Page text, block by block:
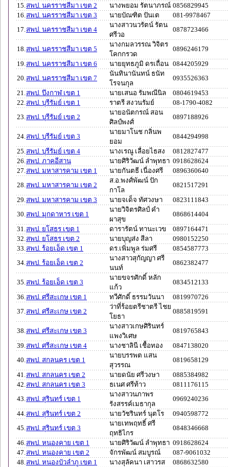
15. สพป. นครราชสีมา เขต 2 นางพยอม รัตนาภรณ์ 0856829945
16. สพป. นครราชสีมา เขต 3 นายบัณฑิต ปันเต
081-9978467
17. สพป. นครราชสีมา เขต 4
นางสาวนวรัตน์ รัตน
ศรีวอ
0878723466
18. สพป. นครราชสีมา เขต 5
นางกมลวรรณ วิจิตร
โคกกรวด
0896246179
19. สพป. นครราชสีมา เขต 6 นายยุทธภูมิ ดรเถื่อน 0844205929
20. สพป. นครราชสีมา เขต 7
นันทินานันทน์ ธนัท
โรจนกุล
0935526363
21. สพป. บึงกาฬ เขต 1 นายเสนอ รัมพณีนิล
0804619453
22. สพป. บุรีรัมย์ เขต 1 ราตรี สงวนรัมย์
08-1790-4082
23. สพป. บุรีรัมย์ เขต 2
นายอนัตกรณ์ สอน
ศิลป์พงศ์
0897188926
24. สพป. บุรีรัมย์ เขต 3
นายมาโนช กลิ่นพ
ยอม
0844294998
25. สพป. บุรีรัมย์ เขต 4 นางเรณู เลื่อยไธสง
0812827477
26. สพป. ภาคอีสาน นายศิริวัฒน์ ลำพุทธา 0918628624
27. สพป. มหาสารคาม เขต 1 นายกันตธี เนื่องศรี
0896360640
28. สพป. มหาสารคาม เขต 2
ส.อ.พงศ์พัฒน์ ปัก
กาโล
0821517291
29. สพป. มหาสารคาม เขต 3 นายจเด็จ ทัศวงษา
0823111843
30. สพป. มุกดาหาร เขต 1
นายวิจิตรศิลป์ คำ
ผาสุข
0868614404
31. สพป. ยโสธร เขต 1 ดารารัตน์ ทานะเวข
0897164471
32. สพป. ยโสธร เขต 2 นายบุญส่ง สีลา
0980152250
33. สพป. ร้อยเอ็ด เขต 1 ดร.เพิ่มพูล ร่มศรี
0854587773
34. สพป. ร้อยเอ็ด เขต 2
นางสาวสุกัญญา ศรี
นนท์
0862382477
35. สพป. ร้อยเอ็ด เขต 3
นายขจรศักดิ์ หลัก
แก้ว
0834512133
36. สพป. ศรีสะเกษ เขต 1 ทวีศักดิ์ ธรรมวันนา
0819970726
37. สพป. ศรีสะเกษ เขต 2
ว่าที่ร้อยตรีชาตรี ไชย
โยธา
0885819591
38. สพป. ศรีสะเกษ เขต 3
นางสาวเกษศิรินทร์
แพงวิเศษ
0819765843
39. สพป. ศรีสะเกษ เขต 4 นางชาลินี เชื้อทอง
0847138020
40. สพป. สกลนคร เขต 1
นายบรรพต แสน
สุวรรณ
0819658129
41. สพป. สกลนคร เขต 2 นายดนัย ศรีวงษา
0885384982
42. สพป. สกลนคร เขต 3 ธเนศ ศรีท้าว
0811176115
43. สพป. สุรินทร์ เขต 1
นางสาวนภาพร
รังสรรค์เมธากุล
0969240236
44. สพป. สุรินทร์ เขต 2 นายวัชรินทร์ นุตโร
0940598772
45. สพป. สุรินทร์ เขต 3
นายเทพฤทธิ์ ศรี
ฤทธิไกร
0848346668
46. สพป. หนองคาย เขต 1 นายศิริวัฒน์ ลำพุทธา 0918628624
47. สพป. หนองคาย เขต 2 จักรพัฒน์ สมบูรณ์
087-9061032
48. สพป. หนองบัวลำภู เขต 1 นางสุลัคนา เสาวรส
0868632580